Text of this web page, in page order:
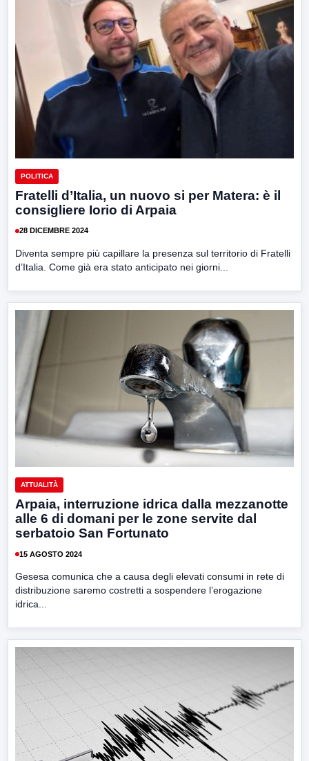
POLITICA
Fratelli d’Italia, un nuovo si per Matera: è il
consigliere Iorio di Arpaia
28 DICEMBRE 2024
Diventa sempre più capillare la presenza sul territorio di Fratelli
d’Italia. Come già era stato anticipato nei giorni...
ATTUALITÀ
Arpaia, interruzione idrica dalla mezzanotte
alle 6 di domani per le zone servite dal
serbatoio San Fortunato
15 AGOSTO 2024
Gesesa comunica che a causa degli elevati consumi in rete di
distribuzione saremo costretti a sospendere l’erogazione
idrica...